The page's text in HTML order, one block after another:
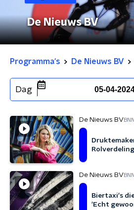
De Nieuws BV
Programma's De Nieuws BV
Dag 05-04-
De Nieuws BV
Rolverdeling
De Nieuws BV
Biertaxi's
'Echt